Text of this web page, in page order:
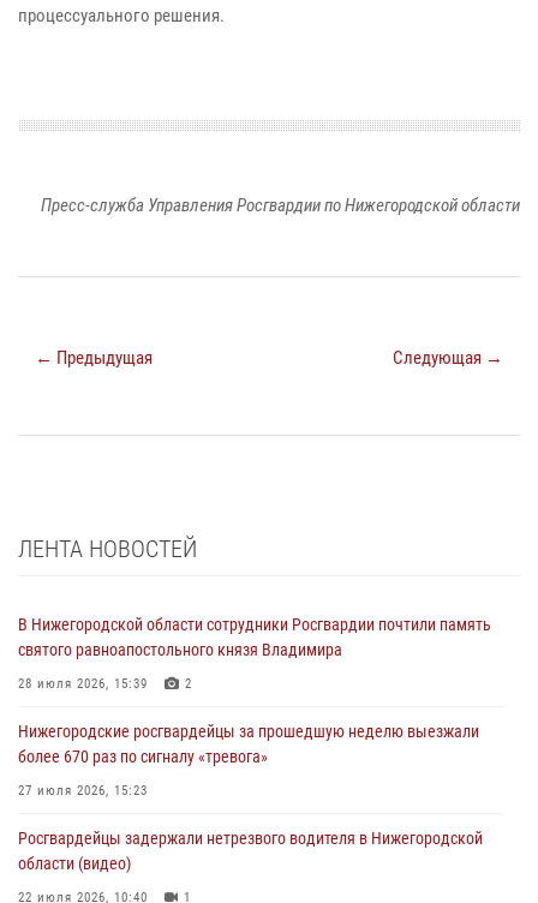
процессуального решения.
Пресс-служба Управления Росгвардии по Нижегородской области
← Предыдущая Следующая →
ЛЕНТА НОВОСТЕЙ
В Нижегородской области сотрудники Росгвардии почтили память
святого равноапостольного князя Владимира
28 июля 2026, 15:39 2
Нижегородские росгвардейцы за прошедшую неделю выезжали
более 670 раз по сигналу «тревога»
27 июля 2026, 15:23
Росгвардейцы задержали нетрезвого водителя в Нижегородской
области (видео)
22 июля 2026, 10:40 1